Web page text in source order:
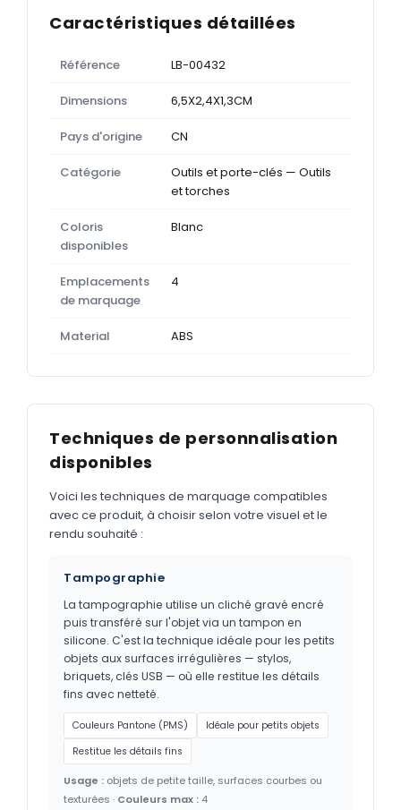
Caractéristiques détaillées
Référence LB-00432
Dimensions 6,5X2,4X1,3CM
Pays d'origine CN
Catégorie
Outils et porte-clés — Outils
et torches
Coloris
disponibles
Blanc
Emplacements
de marquage
4
Material ABS
Techniques de personnalisation
disponibles
Voici les techniques de marquage compatibles
avec ce produit, à choisir selon votre visuel et le
rendu souhaité :
Tampographie
La tampographie utilise un cliché gravé encré
puis transféré sur l'objet via un tampon en
silicone. C'est la technique idéale pour les petits
objets aux surfaces irrégulières — stylos,
briquets, clés USB — où elle restitue les détails
fins avec netteté.
Couleurs Pantone (PMS)
Idéale pour petits objets
Restitue les détails fins
Usage : objets de petite taille, surfaces courbes ou
texturées · Couleurs max : 4